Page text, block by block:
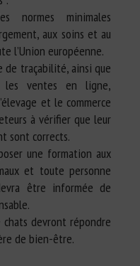
minimales
aux soins et au
l’Union européenne.
de traçabilité, ainsi que
les ventes en ligne,
et le commerce
à vérifier que leur
sont corrects.
une formation aux
et toute personne
être informée de
devront répondre
de bien-être.